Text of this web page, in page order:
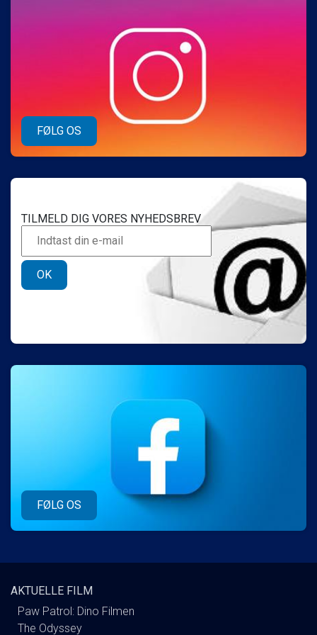
FØLG OS
TILMELD DIG VORES NYHEDSBREV
OK
FØLG OS
AKTUELLE FILM
Paw Patrol: Dino Filmen
The Odyssey